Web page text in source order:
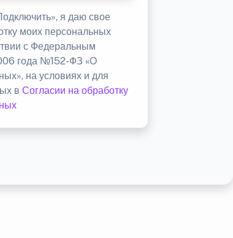
я даю свое
моих персональных
с Федеральным
года №152-ФЗ «О
на условиях и для
вСогласии на обработку